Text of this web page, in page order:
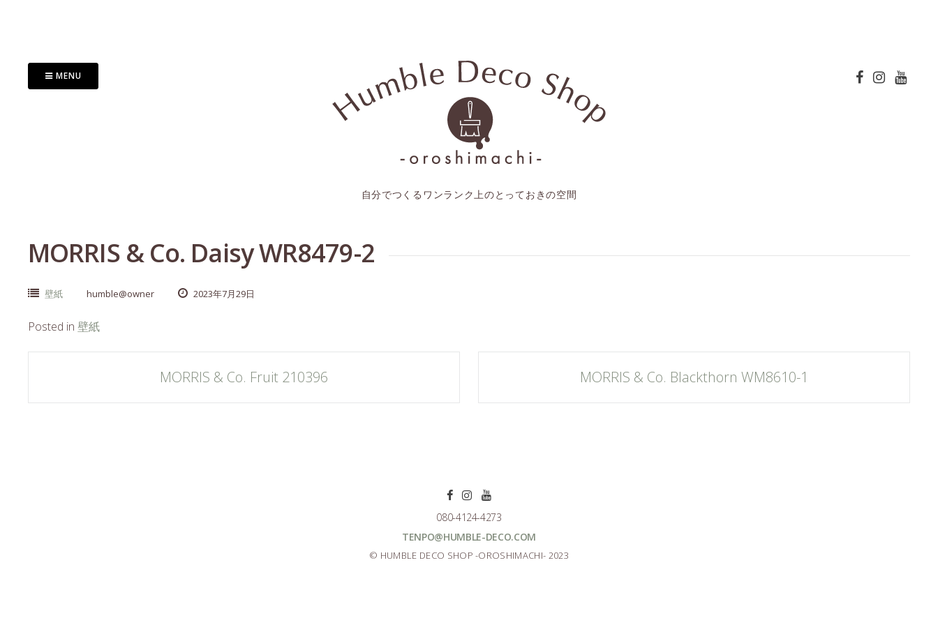
自分でつくるワンランク上のとっておきの空間
MENU
MORRIS & Co. Daisy WR8479-2
壁紙 humble@owner 2023年7月29日
Posted in 壁紙
navigation
MORRIS & Co. Fruit 210396 MORRIS & Co. Blackthorn WM8610-1
080-4124-4273
TENPO@HUMBLE-DECO.COM
© HUMBLE DECO SHOP -OROSHIMACHI- 2023